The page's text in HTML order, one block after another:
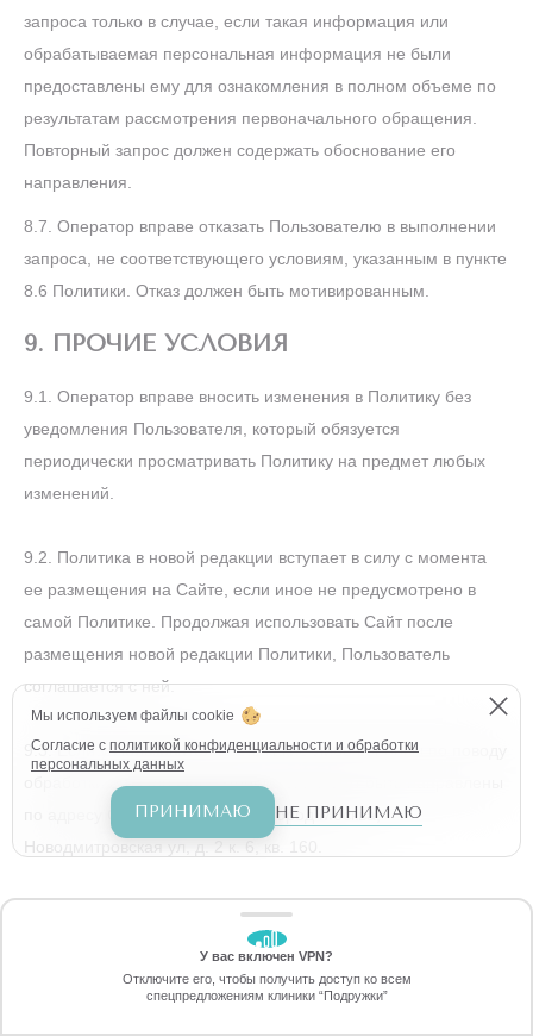
запроса только в случае, если такая информация или
обрабатываемая персональная информация не были
предоставлены ему для ознакомления в полном объеме по
результатам рассмотрения первоначального обращения.
Повторный запрос должен содержать обоснование его
направления.
8.7. Оператор вправе отказать Пользователю в выполнении
запроса, не соответствующего условиям, указанным в пункте
8.6 Политики. Отказ должен быть мотивированным.
9. ПРОЧИЕ УСЛОВИЯ
9.1. Оператор вправе вносить изменения в Политику без
уведомления Пользователя, который обязуется
периодически просматривать Политику на предмет любых
изменений.
9.2. Политика в новой редакции вступает в силу с момента
ее размещения на Сайте, если иное не предусмотрено в
самой Политике. Продолжая использовать Сайт после
размещения новой редакции Политики, Пользователь
соглашается с ней.
9.3. Если у Пользователя есть какие-либо вопросы по поводу
обработки его ПДн Оператором, они могут быть направлены
по адресу Оператора: 127015, город Москва,
Новодмитровская ул, д. 2 к. 6, кв. 160.
Позвоните
ЗАБЕРИТЕ СКИДКУ
70%
Мы используем файлы cookie
Согласие с политикой конфиденциальности и обработки
персональных данных
ПРИНИМАЮ НЕ ПРИНИМАЮ
У вас включен VPN?
Отключите его, чтобы получить доступ ко всем
спецпредложениям клиники “Подружки”